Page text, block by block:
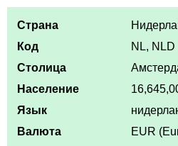
Страна
Код
NL, NLD
Столица
Население
Язык
Валюта
EUR